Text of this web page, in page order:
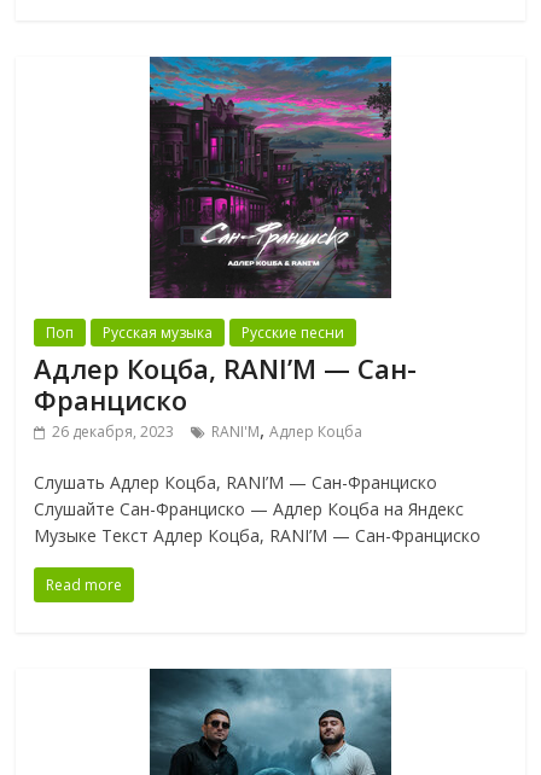
Поп Русская музыка Русские песни
Адлер Коцба, RANI’M — Сан-
Франциско
26 декабря, 2023 RANI'M,Адлер Коцба
Слушать Адлер Коцба, RANI’M — Сан-Франциско
Слушайте Сан-Франциско — Адлер Коцба на Яндекс
Музыке Текст Адлер Коцба, RANI’M — Сан-Франциско
Read more